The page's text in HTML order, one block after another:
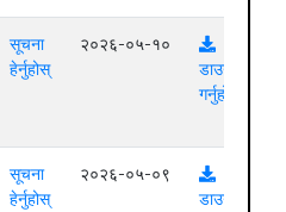
सूचना
हेर्नुहोस्
२०२६-०५-१०
डाउनलोड
गर्नुहोस्
सूचना
हेर्नुहोस्
२०२६-०५-०९
डाउनलोड